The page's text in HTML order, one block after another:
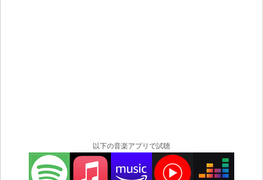
以下の音楽アプリで試聴